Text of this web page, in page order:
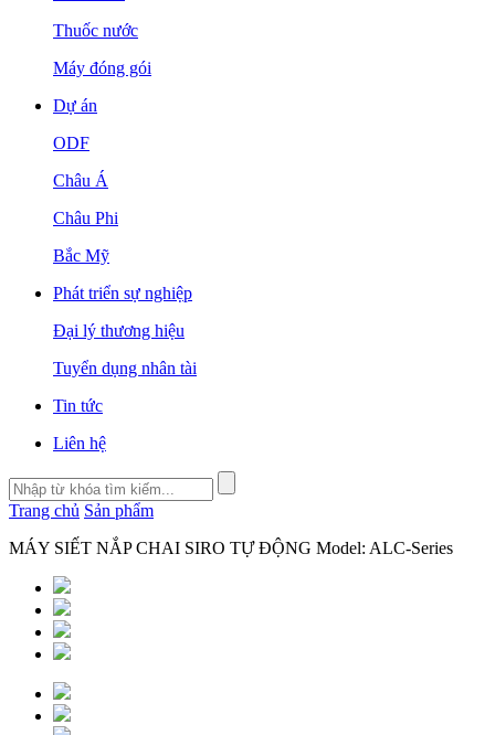
Thuốc nước
Máy đóng gói
Dự án
ODF
Châu Á
Châu Phi
Bắc Mỹ
Phát triển sự nghiệp
Đại lý thương hiệu
Tuyển dụng nhân tài
Tin tức
Liên hệ
Trang chủ Sản phẩm
MÁY SIẾT NẮP CHAI SIRO TỰ ĐỘNG Model: ALC-Series